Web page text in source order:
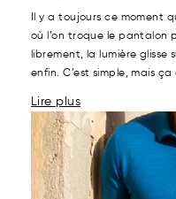
Il y a toujours ce moment
où l’on troque le pantalon
librement, la lumière glisse
enfin. C’est simple, mais
Lire plus